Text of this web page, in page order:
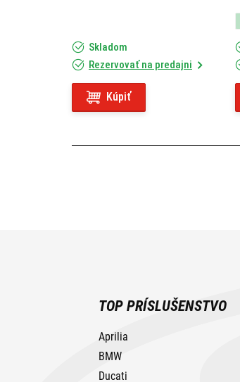
Skladom
Rezervovať na predajni
Kúpiť
TOP PRÍSLUŠENSTVO
Aprilia
BMW
Ducati